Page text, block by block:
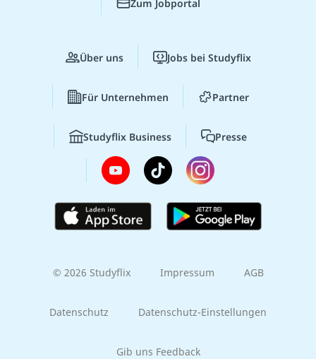
Zum Jobportal
Über uns Jobs bei Studyflix
Für Unternehmen Partner
Studyflix Business Presse
© 2026 Studyflix Impressum AGB
Datenschutz Datenschutz-Einstellungen
Gib uns Feedback